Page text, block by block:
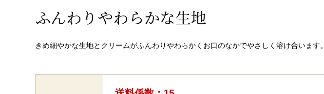
ふんわりやわらかな生地
きめ細やかな生地とクリームがふんわりやわらかくお口のなかでやさしく溶け合います。